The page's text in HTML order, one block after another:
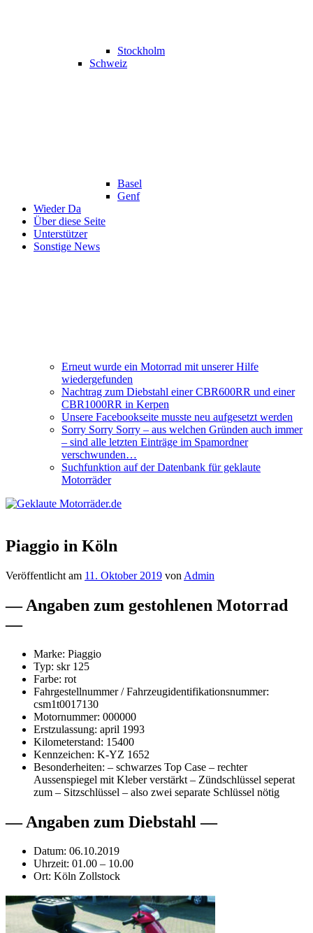
Stockholm
Schweiz
Basel
Genf
Wieder Da
Über diese Seite
Unterstützer
Sonstige News
Erneut wurde ein Motorrad mit unserer Hilfe
wiedergefunden
Nachtrag zum Diebstahl einer CBR600RR und einer
CBR1000RR in Kerpen
Unsere Facebookseite musste neu aufgesetzt werden
Sorry Sorry Sorry – aus welchen Gründen auch immer
– sind alle letzten Einträge im Spamordner
verschwunden…
Suchfunktion auf der Datenbank für geklaute
Motorräder
Piaggio in Köln
Veröffentlicht am 11. Oktober 2019 von Admin
— Angaben zum gestohlenen Motorrad
—
Marke: Piaggio
Typ: skr 125
Farbe: rot
Fahrgestellnummer / Fahrzeugidentifikationsnummer:
csm1t0017130
Motornummer: 000000
Erstzulassung: april 1993
Kilometerstand: 15400
Kennzeichen: K-YZ 1652
Besonderheiten: – schwarzes Top Case – rechter
Aussenspiegel mit Kleber verstärkt – Zündschlüssel seperat
zum – Sitzschlüssel – also zwei separate Schlüssel nötig
— Angaben zum Diebstahl —
Datum: 06.10.2019
Uhrzeit: 01.00 – 10.00
Ort: Köln Zollstock